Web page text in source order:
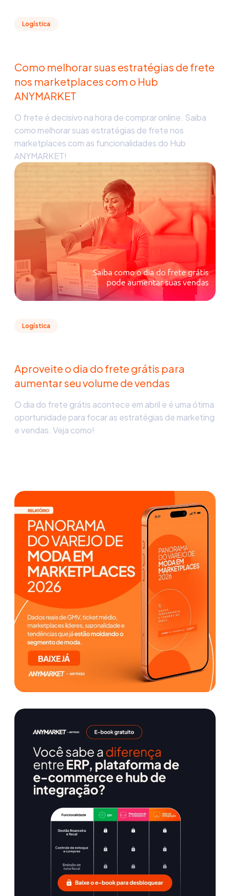
Logística
Como melhorar suas estratégias de frete
nos marketplaces com o Hub
ANYMARKET
O frete é decisivo na hora de comprar online. Saiba
como melhorar suas estratégias de frete nos
marketplaces com as funcionalidades do Hub
ANYMARKET!
Logística
Aproveite o dia do frete grátis para
aumentar seu volume de vendas
O dia do frete grátis acontece em abril e é uma ótima
oportunidade para focar as estratégias de marketing
e vendas. Veja como!